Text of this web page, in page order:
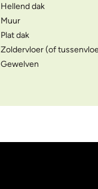
Hellend dak
Muur
Plat dak
Zoldervloer (of
Gewelven